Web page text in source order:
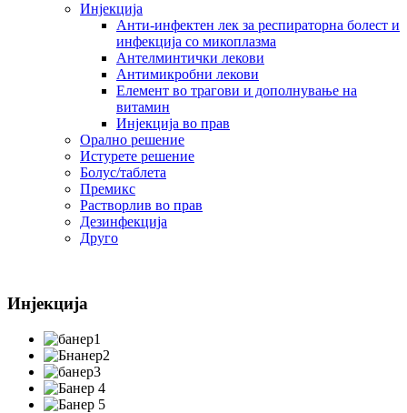
Инјекција
Анти-инфектен лек за респираторна болест и
инфекција со микоплазма
Антелминтички лекови
Антимикробни лекови
Елемент во трагови и дополнување на
витамин
Инјекција во прав
Орално решение
Истурете решение
Болус/таблета
Премикс
Растворлив во прав
Дезинфекција
Друго
Инјекција